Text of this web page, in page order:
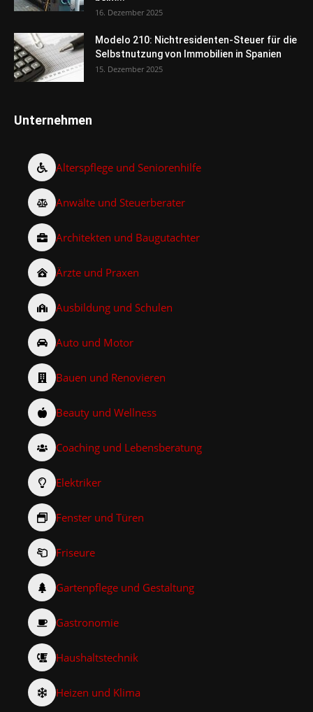
16. Dezember 2025
Modelo 210: Nichtresidenten-Steuer für die
Selbstnutzung von Immobilien in Spanien
15. Dezember 2025
Unternehmen
Alterspflege und Seniorenhilfe
Anwälte und Steuerberater
Architekten und Baugutachter
Ärzte und Praxen
Ausbildung und Schulen
Auto und Motor
Bauen und Renovieren
Beauty und Wellness
Coaching und Lebensberatung
Elektriker
Fenster und Türen
Friseure
Gartenpflege und Gestaltung
Gastronomie
Haushaltstechnik
Heizen und Klima